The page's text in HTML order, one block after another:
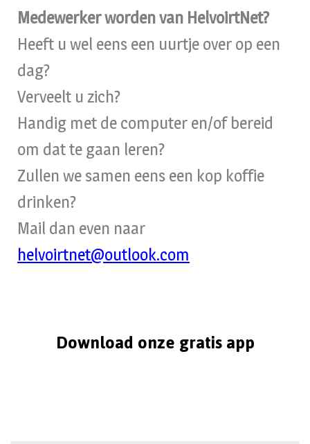
Medewerker worden van HelvoirtNet?
Heeft u wel eens een uurtje over op een
dag?
Verveelt u zich?
Handig met de computer en/of bereid
om dat te gaan leren?
Zullen we samen eens een kop koffie
drinken?
Mail dan even naar
helvoirtnet@outlook.com
Download onze gratis app